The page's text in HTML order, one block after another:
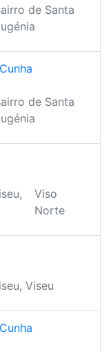
de Santa
de Santa
Viso
Norte
Viseu